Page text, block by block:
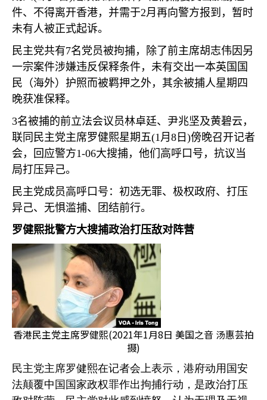
件、不得离开香港，并需于2月再向警方报到，暂时
未有人被正式起诉。
民主党共有7名党员被拘捕，除了前主席胡志伟因另
一宗案件涉嫌违反保释条件，未有交出一本英国国
民（海外）护照而被羁押之外，其余被捕人星期四
晚获准保释。
3名被捕的前立法会议员林卓廷、尹兆坚及黄碧云，
联同民主党主席罗健熙星期五(1月 8 日 )傍晚召开记者
会，回应警方1-06大搜捕，他们高呼口号，抗议当
局打压异己。
民主党成员高呼口号：初选无罪、极权政府、打压
异己、无惧滥捕、团结前行。
罗健熙批警方大搜捕政治打压敌对阵营
香港民主党主席罗健熙(2021年1月8日 美国之音 汤惠芸拍
摄)
民主党主席罗健熙在记者会上表示，港府动用国安
法颠覆中国国家政权罪作出拘捕行动，是政治打压